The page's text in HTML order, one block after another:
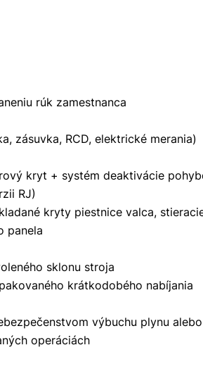
rúk zamestnanca
zásuvka, RCD, elektrické merania)
kryt + systém deaktivácie
RJ)
kryty piestnice valca,
panela
sklonu stroja
krátkodobého nabíjania
výbuchu plynu
operáciách